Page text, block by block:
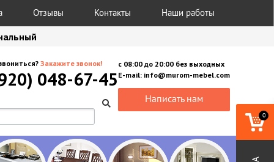
Отзывы Контакты Наши работы
с 08:00 до 20:00 без выходных
E-mail: info@murom-mebel.com
Написать нам
Закажите звонок!
048-67-45
0